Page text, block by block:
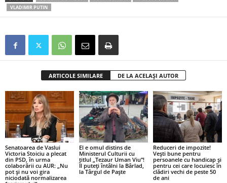
VLADIMIR PUTIN
ARTICOLE SIMILARE DE LA ACELAȘI AUTOR
Senatoarea de Vaslui
Victoria Stoiciu a plecat
din PSD, în urma
colaborării cu AUR: „Nu
pot și nu voi gira
niciodată normalizarea
El e omul distins de
Ministerul Culturii cu
titlul „Tezaur Uman Viu”!
Îl puteți întâlni la Bârlad,
la Târgul de Paște
Reduceri de impozite!
Vești bune pentru
persoanele cu handicap și
pentru cei care locuiesc în
clădiri vechi de peste 50
de ani